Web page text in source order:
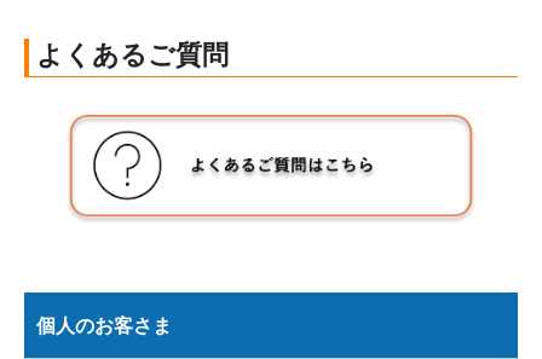
よくあるご質問
個人のお客さま